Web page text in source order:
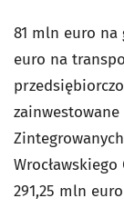
81 mln euro
euro na
291,25 mln